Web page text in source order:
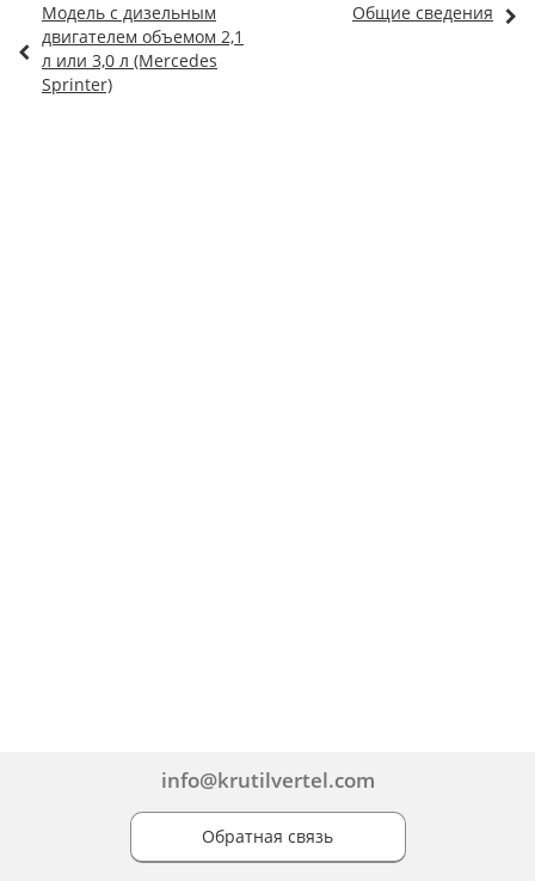
Модель с дизельным
двигателем объемом 2,1
л или 3,0 л (Mercedes
Sprinter)
Общие сведения
info@krutilvertel.com
Обратная связь